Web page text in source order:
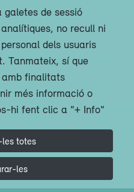
galetes de sessió
no recull ni
dels usuaris
Tanmateix, sí que
finalitats
més informació o
hi fent clic a "+ Info"
totes
les